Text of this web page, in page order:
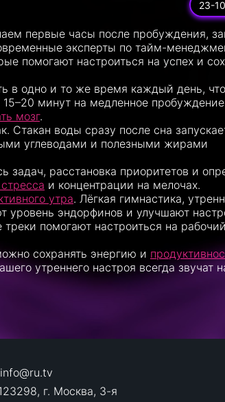
23-
первые часы после пробуждения,
эксперты по тайм-
помогают настроиться на успех и
в одно и то же время каждый день,
минут на медленное
мозг.
Стакан воды сразу после сна
углеводами и полезными жирами
задач, расстановка приоритетов и
и концентрации на мелочах.
утра. Лёгкая гимнастика,
уровень эндорфинов и улучшают
помогают настроиться на
сохранять энергию и
утреннего настроя всегда звучат
info@ru.tv
г. Москва, 3-я